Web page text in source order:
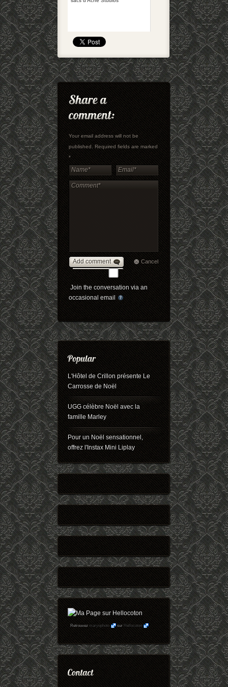
Your email address will not be
published. Required fields are marked
*
Add comment Cancel
Join the conversation via an
occasional email
L'Hôtel de Crillon présente Le
Carrosse de Noël
UGG célèbre Noël avec la
famille Marley
Pour un Noël sensationnel,
offrez l'Instax Mini Liplay
Retrouvezmaryophoto surHellocoton